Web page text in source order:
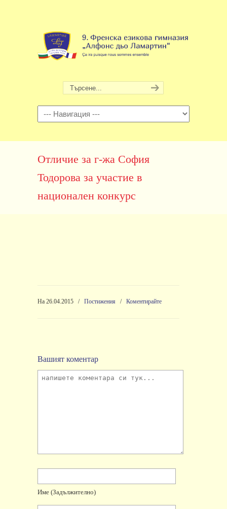
Навигация
Отличие за г-жа София
Тодорова за участие в
национален конкурс
На 26.04.2015 / Постижения / Коментирайте
Вашият коментар
Име (задължително)